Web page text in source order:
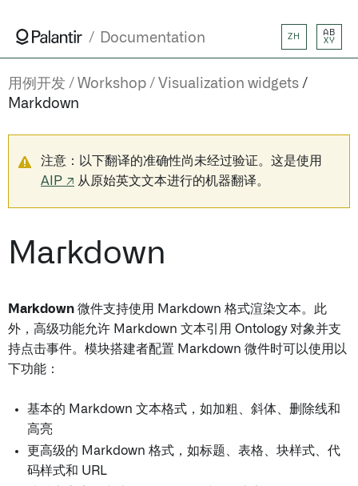
Documentation ZH
AB
XY
用例开发 Workshop
Visualization widgets
Markdown
注意：以下翻译的准确性尚未经过验证。这是使用
AIP ↗ 从原始英文文本进行的机器翻译。
Markdown
Markdown 微件支持使用 Markdown 格式渲染文本。此
外，高级功能允许 Markdown 文本引用 Ontology 对象并支
持点击事件。模块搭建者配置 Markdown 微件时可以使用以
下功能：
基本的 Markdown 文本格式，如加粗、斜体、删除线和
高亮
更高级的 Markdown 格式，如标题、表格、块样式、代
码样式和 URL